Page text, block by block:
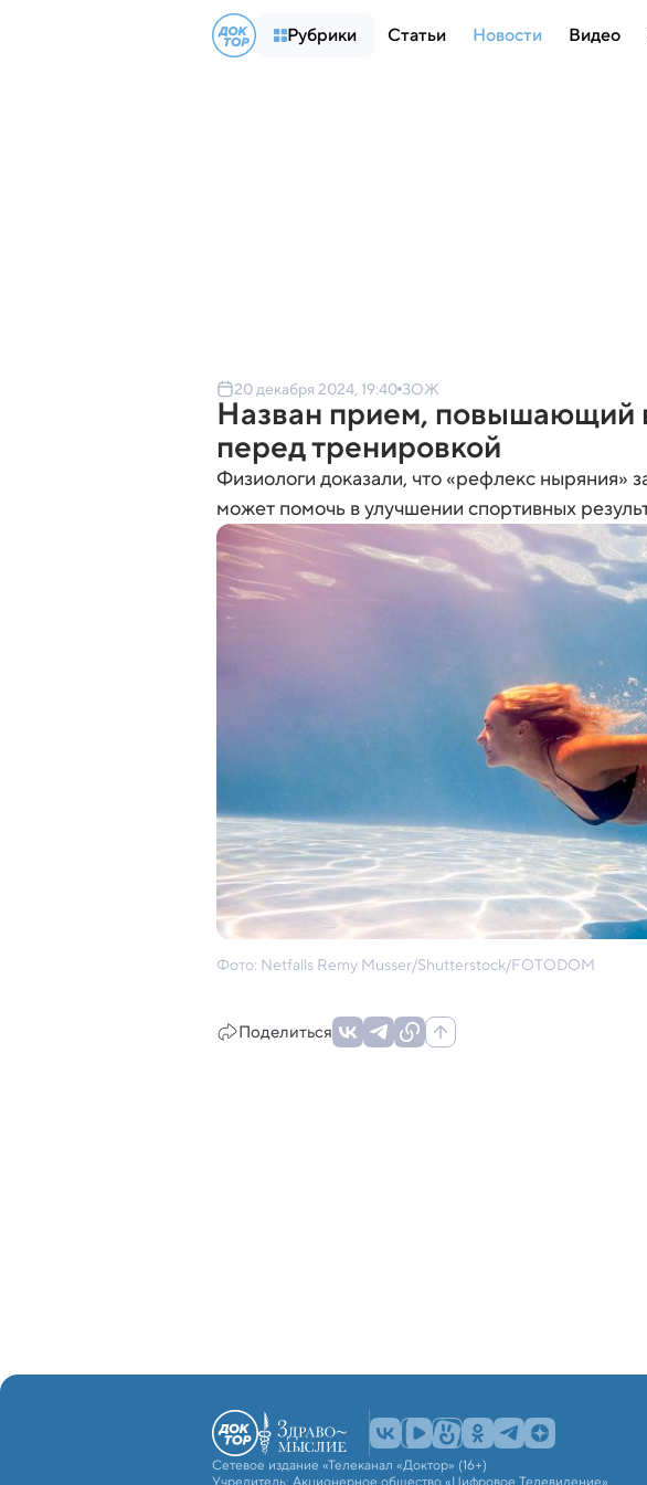
Рубрики Статьи Новости Видео
20 декабря 2024, 19:40 ЗОЖ
Назван прием, повышающий
перед тренировкой
Физиологи доказали, что «рефлекс ныряния»
может помочь в улучшении спортивных
Фото: Netfalls Remy Musser/Shutterstock/FOTODOM
Поделиться
Сетевое издание «Телеканал «Доктор» (16+)
Учредитель: Акционерное общество «Цифровое Телевидение».